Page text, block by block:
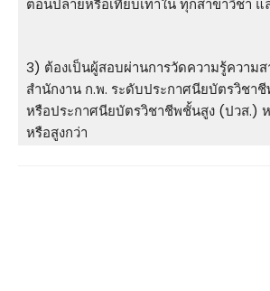
3) ต้องเป็นผู้สอบผ่านการวัดความรู้ความ
สำนักงาน ก.พ. ระดับประกาศนียบัตรวิชา
หรือประกาศนียบัตรวิชาชีพชั้นสูง (ปวส.)
หรือสูงกว่า